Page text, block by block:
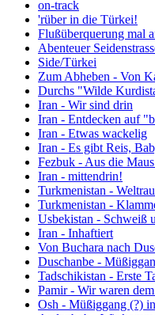
on-track
'rüber in die Türkei!
Flußüberquerung mal
Abenteuer
Side/Türkei
Zum Abheben - Von
Durchs "Wilde
Iran - Wir sind drin
Iran - Entdecken auf
Iran - Etwas wackelig
Iran - Es gibt Reis,
Fezbuk - Aus die
Iran - mittendrin!
Turkmenistan -
Turkmenistan -
Usbekistan - Schweiß
Iran - Inhaftiert
Von Buchara nach
Duschanbe -
Tadschikistan - Erste
Pamir - Wir waren
Osh - Müßiggang (?)